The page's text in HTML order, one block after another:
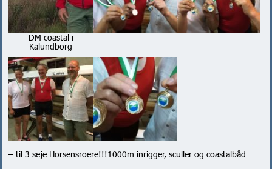
DM coastal i
Kalundborg
– til 3 seje Horsensroere!!!1000m inrigger, sculler og coastalbåd